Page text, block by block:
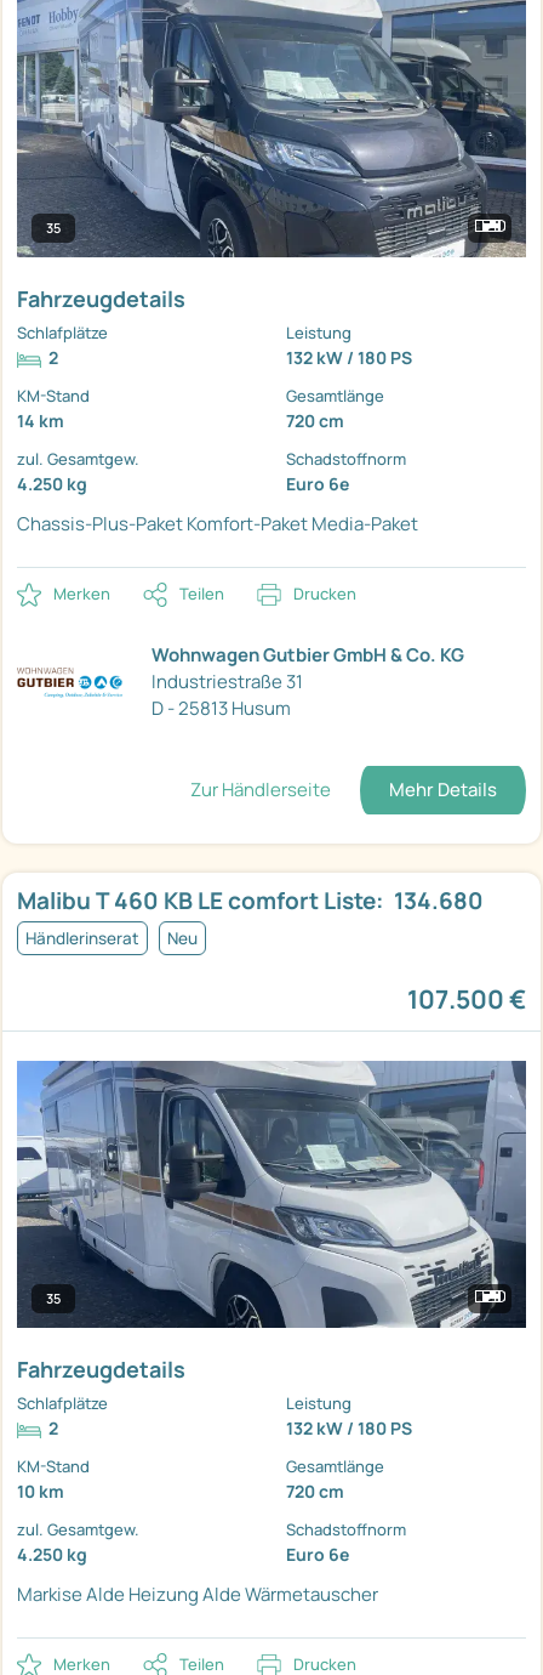
35
Fahrzeugdetails
Schlafplätze
2
Leistung
132 kW / 180 PS
KM-Stand
14 km
Gesamtlänge
720 cm
zul. Gesamtgew.
4.250 kg
Schadstoffnorm
Euro 6e
Chassis-Plus-PaketKomfort-PaketMedia-Paket
Merken Teilen Drucken
Wohnwagen Gutbier GmbH & Co. KG
Industriestraße 31
D - 25813 Husum
Zur Händlerseite Mehr Details
Malibu T 460 KB LE comfort Liste:  134.680
Händlerinserat Neu
107.500 €
35
Fahrzeugdetails
Schlafplätze
2
Leistung
132 kW / 180 PS
KM-Stand
10 km
Gesamtlänge
720 cm
zul. Gesamtgew.
4.250 kg
Schadstoffnorm
Euro 6e
MarkiseAlde HeizungAlde Wärmetauscher
Merken Teilen Drucken